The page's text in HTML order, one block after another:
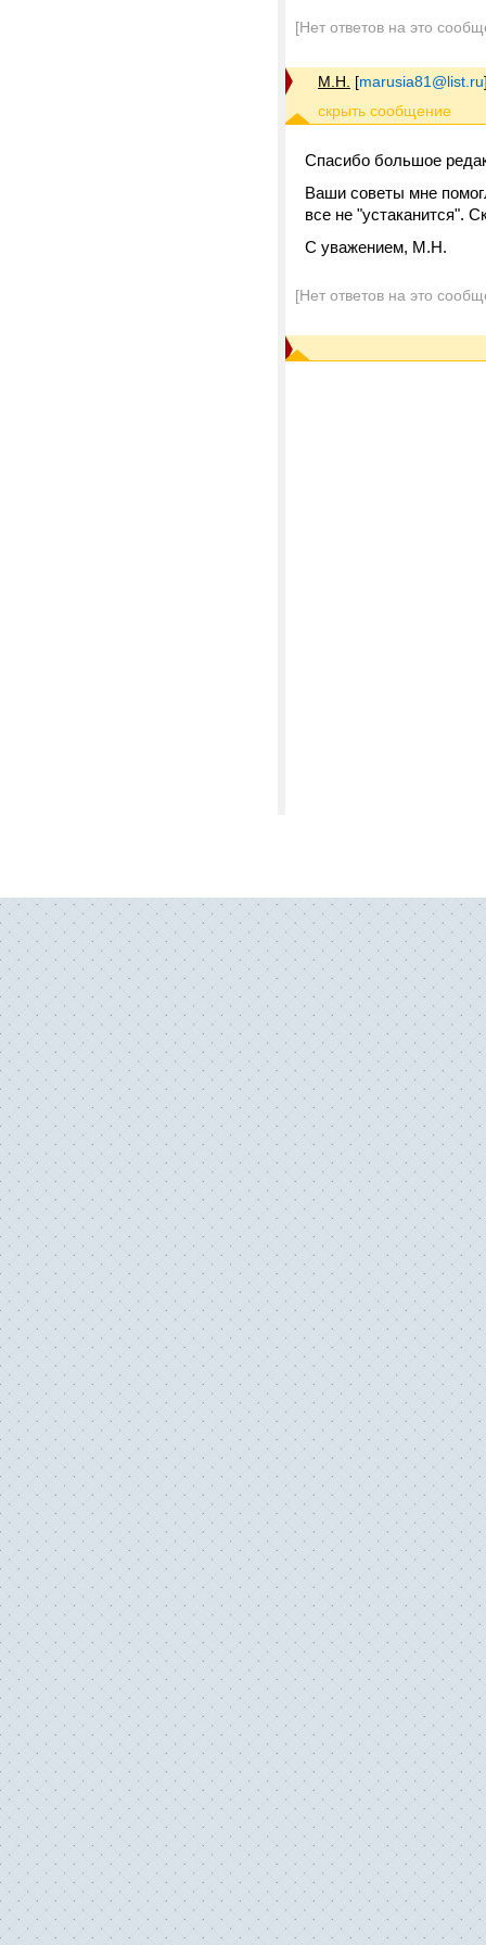
[Нет ответов на это
М.Н. [marusia81@list.ru
Спасибо большое
Ваши советы мне
все не "устаканится".
С уважением, М.Н.
[Нет ответов на это